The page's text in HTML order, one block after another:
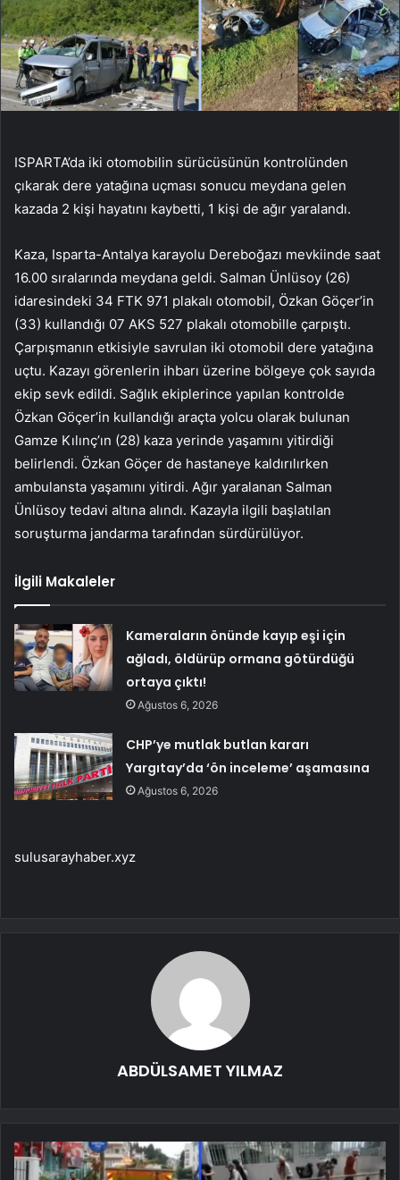
ISPARTA’da iki otomobilin sürücüsünün kontrolünden
çıkarak dere yatağına uçması sonucu meydana gelen
kazada 2 kişi hayatını kaybetti, 1 kişi de ağır yaralandı.
Kaza, Isparta-Antalya karayolu Dereboğazı mevkiinde saat
16.00 sıralarında meydana geldi. Salman Ünlüsoy (26)
idaresindeki 34 FTK 971 plakalı otomobil, Özkan Göçer’in
(33) kullandığı 07 AKS 527 plakalı otomobille çarpıştı.
Çarpışmanın etkisiyle savrulan iki otomobil dere yatağına
uçtu. Kazayı görenlerin ihbarı üzerine bölgeye çok sayıda
ekip sevk edildi. Sağlık ekiplerince yapılan kontrolde
Özkan Göçer’in kullandığı araçta yolcu olarak bulunan
Gamze Kılınç’ın (28) kaza yerinde yaşamını yitirdiği
belirlendi. Özkan Göçer de hastaneye kaldırılırken
ambulansta yaşamını yitirdi. Ağır yaralanan Salman
Ünlüsoy tedavi altına alındı. Kazayla ilgili başlatılan
soruşturma jandarma tarafından sürdürülüyor.
İlgili Makaleler
Kameraların önünde kayıp eşi için
ağladı, öldürüp ormana götürdüğü
ortaya çıktı!
Ağustos 6, 2026
CHP’ye mutlak butlan kararı
Yargıtay’da ‘ön inceleme’ aşamasına
Ağustos 6, 2026
sulusarayhaber.xyz
ABDÜLSAMET YILMAZ